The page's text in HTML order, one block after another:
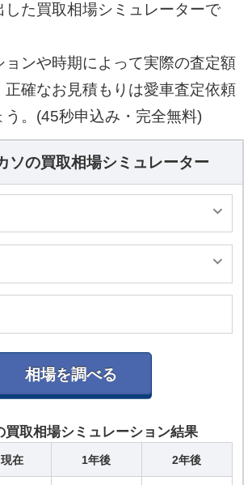
した買取相場シミュレーターで
ョンや時期によって実際の査定額
正確なお見積もりは愛車査定依頼
う。(45秒申込み・完全無料)
ソの買取相場シミュレーター
買取相場シミュレーション結果
現在 1年後 2年後